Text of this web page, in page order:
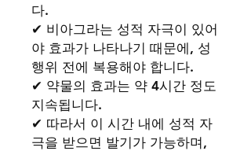
다.
✔ 비아그라는 성적 자극이 있어
야 효과가 나타나기 때문에, 성
행위 전에 복용해야 합니다.
✔ 약물의 효과는 약 4시간 정도
지속됩니다.
✔ 따라서 이 시간 내에 성적 자
극을 받으면 발기가 가능하며,